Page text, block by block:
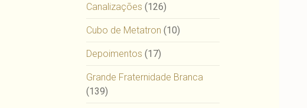
Canalizações (126)
Cubo de Metatron (10)
Depoimentos (17)
Grande Fraternidade Branca
(139)